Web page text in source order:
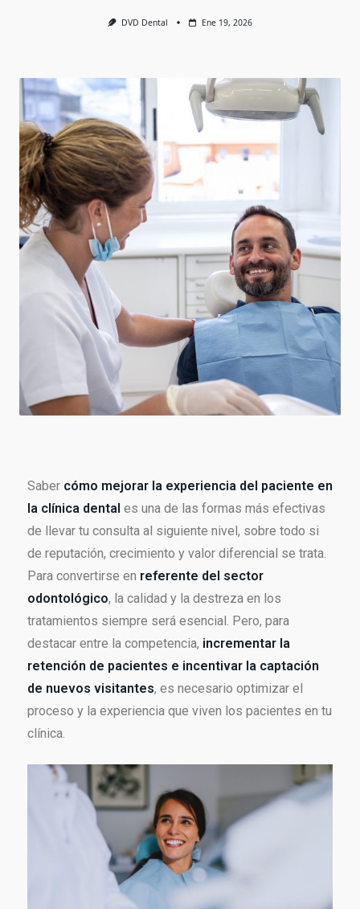
DVD Dental Ene 19, 2026
Saber cómo mejorar la experiencia del paciente en
la clínica dental es una de las formas más efectivas
de llevar tu consulta al siguiente nivel, sobre todo si
de reputación, crecimiento y valor diferencial se trata.
Para convertirse en referente del sector
odontológico, la calidad y la destreza en los
tratamientos siempre será esencial. Pero, para
destacar entre la competencia, incrementar la
retención de pacientes e incentivar la captación
de nuevos visitantes, es necesario optimizar el
proceso y la experiencia que viven los pacientes en tu
clínica.